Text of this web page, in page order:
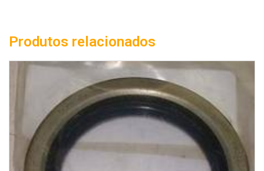
Produtos relacionados